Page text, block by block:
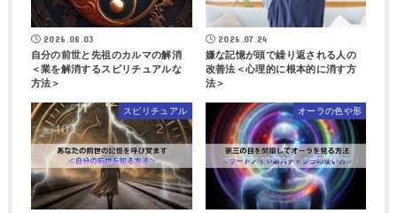
2026.08.03
自分の前世と先祖のカルマの解消
＜業を解消するスピリチュアルな
方法＞
2026.07.24
嫌な記憶が頭で繰り返される人の
改善法＜心理的に根本的に消す方
法＞
スピリチュアル オーラの色や形